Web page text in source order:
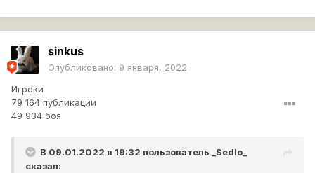
sinkus
Опубликовано: 9 января, 2022
Игроки
79 164 публикации
49 934 боя
В 09.01.2022 в 19:32 пользователь _Sedlo_
сказал: